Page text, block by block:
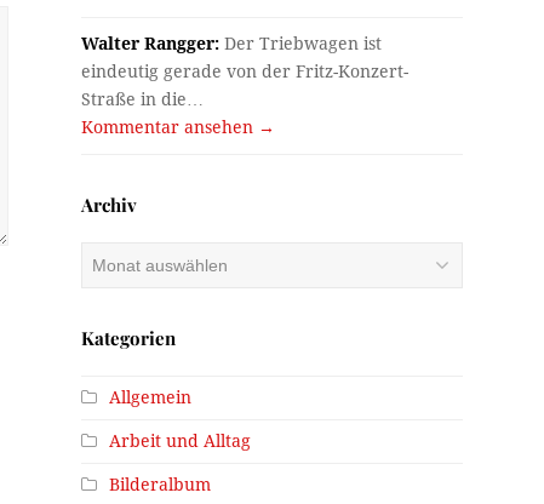
Walter Rangger: Der Triebwagen ist
eindeutig gerade von der Fritz-Konzert-
Straße in die…
Kommentar ansehen →
Archiv
Kategorien
Allgemein
Arbeit und Alltag
Bilderalbum